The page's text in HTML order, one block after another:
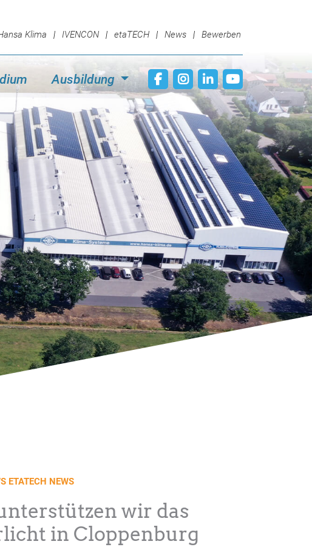
Klima IVENCON etaTECH News Bewerben
Ausbildung
ETATECH NEWS
wir das
in Cloppenburg